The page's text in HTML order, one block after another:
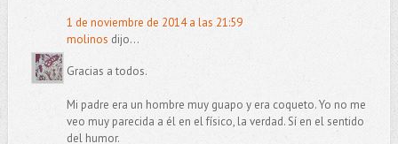
1 de noviembre de 2014 a las 21:59
molinos dijo...
Gracias a todos.
Mi padre era un hombre muy guapo y era coqueto. Yo no me
veo muy parecida a él en el físico, la verdad. Sí en el sentido
del humor.